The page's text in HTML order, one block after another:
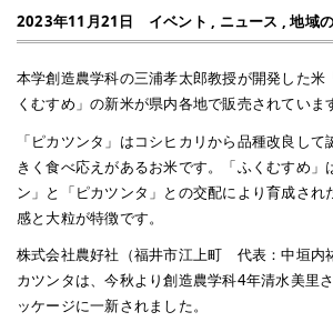
2023年11月21日 イベント , ニュース ,地域
本学創造農学科の三浦孝太郎教授が開発した米
くむすめ」の新米が県内各地で販売されていま
「ピカツンタ」はコシヒカリから品種改良し
きく食べ応えがあるお米です。「ふくむすめ」
ン」と「ピカツンタ」との交配により育成され
感と大粒が特徴です。
株式会社農好社（福井市江上町 代表：中垣内
カツンタは、今秋より創造農学科4年清水美里
ッケージに一新されました。